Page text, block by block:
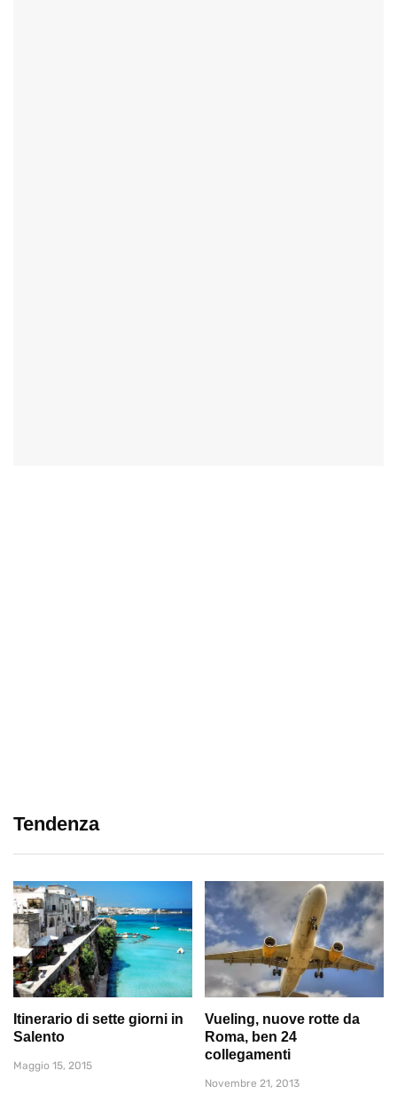
Tendenza
Itinerario di sette giorni in
Salento
Maggio 15, 2015
Vueling, nuove rotte da
Roma, ben 24
collegamenti
Novembre 21, 2013